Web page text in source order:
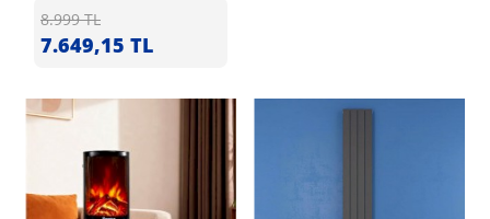
8.999TL
7.649,15 TL